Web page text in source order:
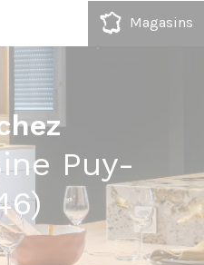
Magasins
Puy-